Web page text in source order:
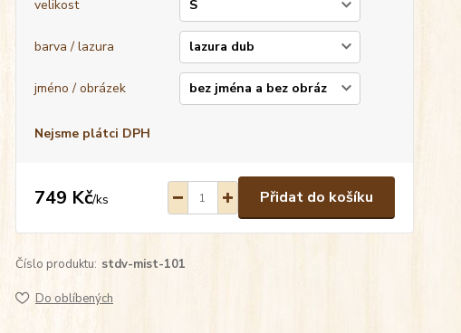
velikost
barva / lazura
jméno / obrázek
Nejsme plátci DPH
749 Kč/ks Přidat do košíku
Číslo produktu: stdv-mist-101
Do oblíbených